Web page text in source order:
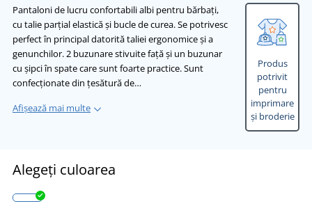
Pantaloni de lucru confortabili albi pentru bărbați,
cu talie parțial elastică și bucle de curea. Se potrivesc
perfect în principal datorită taliei ergonomice și a
genunchilor. 2 buzunare stivuite față și un buzunar
cu șipci în spate care sunt foarte practice. Sunt
confecționate din țesătură de…
Afișează mai multe
Produs
potrivit
pentru
imprimare
și broderie
Alegeți culoarea